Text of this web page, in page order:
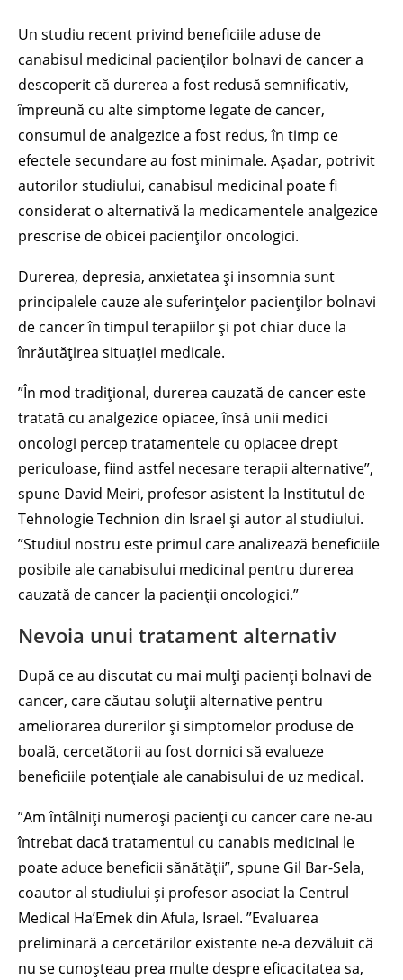
Un studiu recent privind beneficiile aduse de
canabisul medicinal pacienților bolnavi de cancer a
descoperit că durerea a fost redusă semnificativ,
împreună cu alte simptome legate de cancer,
consumul de analgezice a fost redus, în timp ce
efectele secundare au fost minimale. Așadar, potrivit
autorilor studiului, canabisul medicinal poate fi
considerat o alternativă la medicamentele analgezice
prescrise de obicei pacienților oncologici.
Durerea, depresia, anxietatea și insomnia sunt
principalele cauze ale suferințelor pacienților bolnavi
de cancer în timpul terapiilor și pot chiar duce la
înrăutățirea situației medicale.
”În mod tradițional, durerea cauzată de cancer este
tratată cu analgezice opiacee, însă unii medici
oncologi percep tratamentele cu opiacee drept
periculoase, fiind astfel necesare terapii alternative”,
spune David Meiri, profesor asistent la Institutul de
Tehnologie Technion din Israel și autor al studiului.
”Studiul nostru este primul care analizează beneficiile
posibile ale canabisului medicinal pentru durerea
cauzată de cancer la pacienții oncologici.”
Nevoia unui tratament alternativ
După ce au discutat cu mai mulți pacienți bolnavi de
cancer, care căutau soluții alternative pentru
ameliorarea durerilor și simptomelor produse de
boală, cercetătorii au fost dornici să evalueze
beneficiile potențiale ale canabisului de uz medical.
”Am întâlniți numeroși pacienți cu cancer care ne-au
întrebat dacă tratamentul cu canabis medicinal le
poate aduce beneficii sănătății”, spune Gil Bar-Sela,
coautor al studiului și profesor asociat la Centrul
Medical Ha’Emek din Afula, Israel. ”Evaluarea
preliminară a cercetărilor existente ne-a dezvăluit că
nu se cunoșteau prea multe despre eficacitatea sa,